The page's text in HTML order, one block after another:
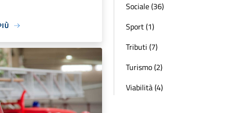
Sociale (36)
Sport (1)
Tributi (7)
Turismo (2)
Viabilità (4)